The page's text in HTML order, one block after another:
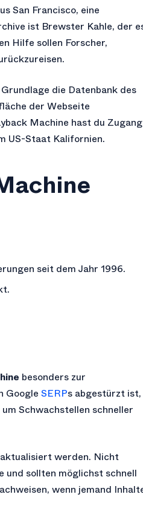
San Francisco, eine
ist Brewster Kahle, der
Hilfe sollen Forscher,
die Datenbank des
der Webseite
Machine hast du Zugang
US-Staat Kalifornien.
seit dem Jahr 1996.
besonders zur
Google SERPs abgestürzt ist,
Schwachstellen schneller
werden. Nicht
und sollten möglichst schnell
wenn jemand